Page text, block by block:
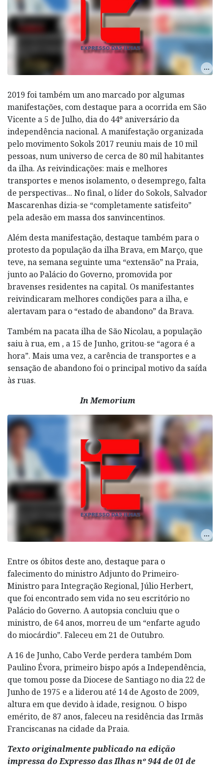
2019 foi também um ano marcado por algumas
manifestações, com destaque para a ocorrida em São
Vicente a 5 de Julho, dia do 44º aniversário da
independência nacional. A manifestação organizada
pelo movimento Sokols 2017 reuniu mais de 10 mil
pessoas, num universo de cerca de 80 mil habitantes
da ilha. As reivindicações: mais e melhores
transportes e menos isolamento, o desemprego, falta
de perspectivas... No final, o líder do Sokols, Salvador
Mascarenhas dizia-se “completamente satisfeito”
pela adesão em massa dos sanvincentinos.
Além desta manifestação, destaque também para o
protesto da população da ilha Brava, em Março, que
teve, na semana seguinte uma “extensão” na Praia,
junto ao Palácio do Governo, promovida por
bravenses residentes na capital. Os manifestantes
reivindicaram melhores condições para a ilha, e
alertavam para o “estado de abandono” da Brava.
Também na pacata ilha de São Nicolau, a população
saiu à rua, em , a 15 de Junho, gritou-se “agora é a
hora”. Mais uma vez, a carência de transportes e a
sensação de abandono foi o principal motivo da saída
às ruas.
In Memorium
Entre os óbitos deste ano, destaque para o
falecimento do ministro Adjunto do Primeiro-
Ministro para Integração Regional, Júlio Herbert,
que foi encontrado sem vida no seu escritório no
Palácio do Governo. A autopsia concluiu que o
ministro, de 64 anos, morreu de um “enfarte agudo
do miocárdio”. Faleceu em 21 de Outubro.
A 16 de Junho, Cabo Verde perdera também Dom
Paulino Évora, primeiro bispo após a Independência,
que tomou posse da Diocese de Santiago no dia 22 de
Junho de 1975 e a liderou até 14 de Agosto de 2009,
altura em que devido à idade, resignou. O bispo
emérito, de 87 anos, faleceu na residência das Irmãs
Franciscanas na cidade da Praia.
Texto originalmente publicado na edição
impressa do Expresso das Ilhas nº 944 de 01 de